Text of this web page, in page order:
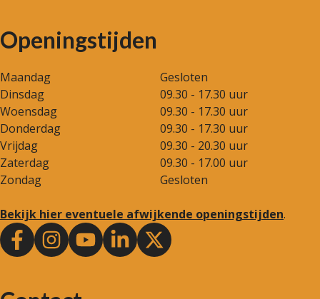
Openingstijden
Maandag
Gesloten
Dinsdag
09.30 - 17.30 uur
Woensdag
09.30 - 17.30 uur
Donderdag
09.30 - 17.30 uur
Vrijdag
09.30 - 20.30 uur
Zaterdag
09.30 - 17.00 uur
Zondag
Gesloten
Bekijk hier eventuele afwijkende openingstijden.